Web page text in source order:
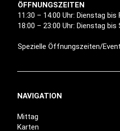
ÖFFNUNGSZEITEN
11:30 – 14:00 Uhr: Dienstag bis
18:00 – 23:00 Uhr: Dienstag bis
Spezielle Öffnungszeiten/
NAVIGATION
Mittag
Karten